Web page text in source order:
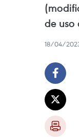
de uso
18/04/